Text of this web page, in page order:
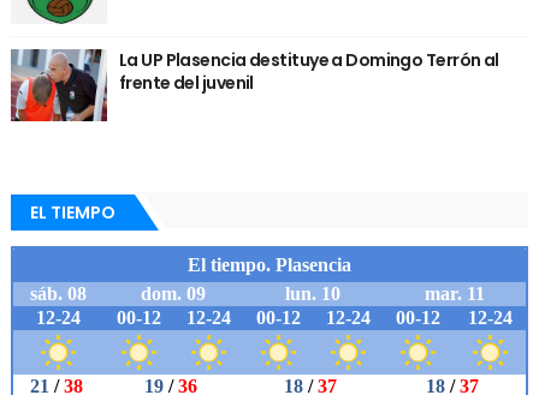
La UP Plasencia destituye a Domingo Terrón al
frente del juvenil
EL TIEMPO